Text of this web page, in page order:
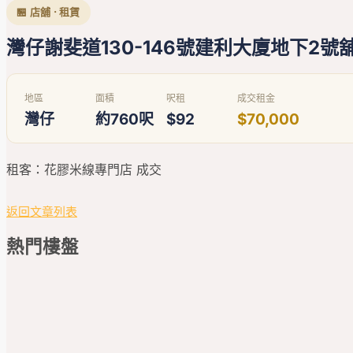
🏪 店舖 · 租賃
灣仔謝斐道130-146號建利大廈地下2號
地區
灣仔
面積
約760呎
呎租
$92
成交租金
$70,000
租客：花膠米線專門店 成交
返回文章列表
熱門樓盤